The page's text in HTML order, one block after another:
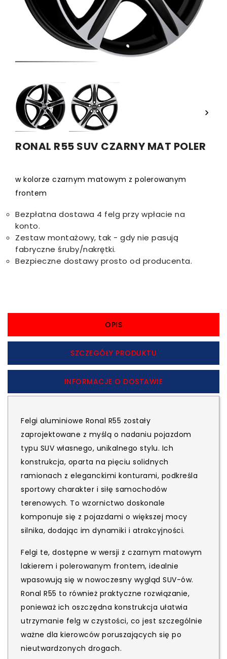
 
RONAL R55 SUV CZARNY MAT POLER
w kolorze czarnym matowym z polerowanym
frontem
Bezpłatna dostawa 4 felg przy wpłacie na
konto.
Zestaw montażowy, tak - gdy nie pasują
fabryczne śruby/nakrętki.
Bezpieczne dostawy prosto od producenta.
OPIS
SZCZEGÓŁY PRODUKTU
INFORMACJE O DOSTAWIE
Felgi aluminiowe Ronal R55 zostały
zaprojektowane z myślą o nadaniu pojazdom
typu SUV własnego, unikalnego stylu. Ich
konstrukcja, oparta na pięciu solidnych
ramionach z eleganckimi konturami, podkreśla
sportowy charakter i siłę samochodów
terenowych. To wzornictwo doskonale
komponuje się z pojazdami o większej mocy
silnika, dodając im dynamiki i atrakcyjności.
Felgi te, dostępne w wersji z czarnym matowym
lakierem i polerowanym frontem, idealnie
wpasowują się w nowoczesny wygląd SUV-ów.
Ronal R55 to również praktyczne rozwiązanie,
ponieważ ich oszczędna konstrukcja ułatwia
utrzymanie felg w czystości, co jest szczególnie
ważne dla kierowców poruszających się po
nieutwardzonych drogach.